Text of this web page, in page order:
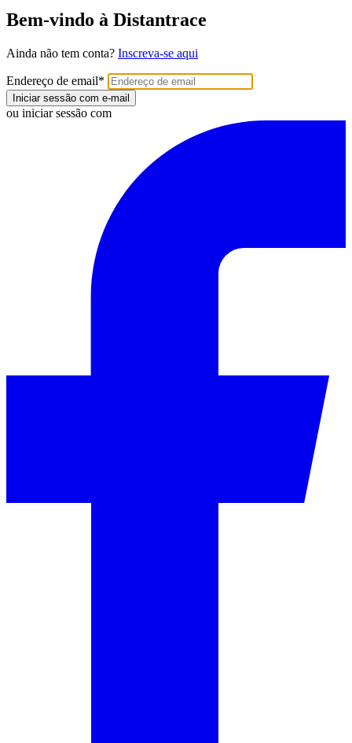
Bem-vindo à Distantrace
Ainda não tem conta? Inscreva-se aqui
Endereço de email*
Iniciar sessão com e-mail
ou iniciar sessão com